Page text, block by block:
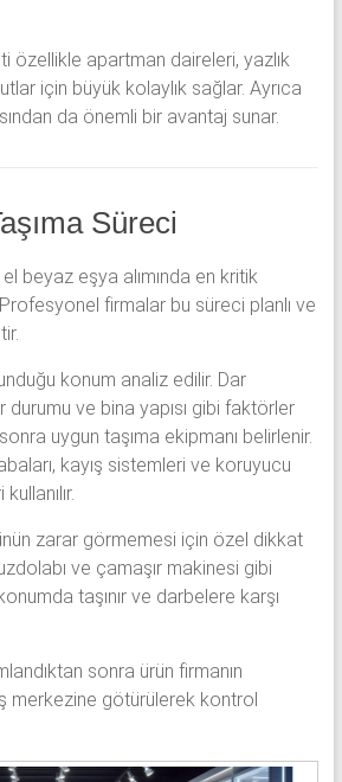
özellikle apartman daireleri, yazlık
için büyük kolaylık sağlar. Ayrıca
da önemli bir avantaj sunar.
Süreci
beyaz eşya alımında en kritik
firmalar bu süreci planlı ve
konum analiz edilir. Dar
durumu ve bina yapısı gibi faktörler
uygun taşıma ekipmanı belirlenir.
kayış sistemleri ve koruyucu
zarar görmemesi için özel dikkat
ve çamaşır makinesi gibi
taşınır ve darbelere karşı
sonra ürün firmanın
merkezine götürülerek kontrol